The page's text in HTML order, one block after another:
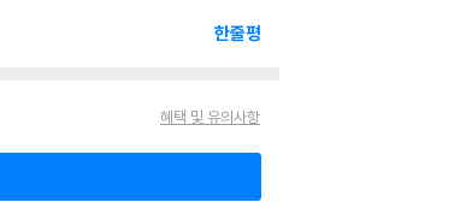
한줄평
혜택 및 유의사항